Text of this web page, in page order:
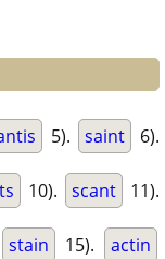
5). saint 6).
10). scant 11).
stain 15). actin